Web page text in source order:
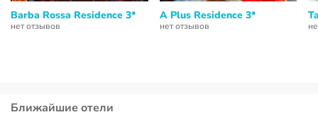
Barba Rossa Residence 3*
нет отзывов
A Plus Residence 3*
нет отзывов
Ближайшие отели